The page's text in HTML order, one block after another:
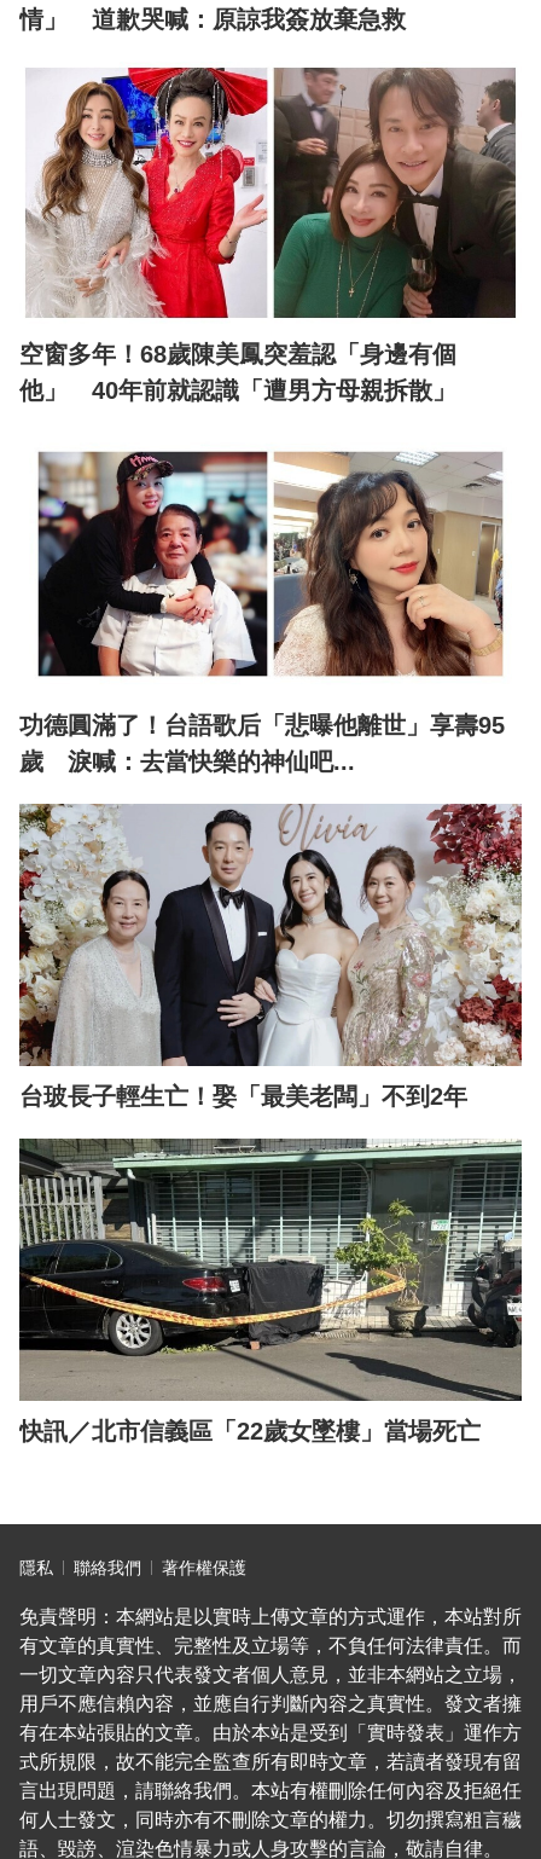
情」 道歉哭喊：原諒我簽放棄急救
空窗多年！68歲陳美鳳突羞認「身邊有個
他」 40年前就認識「遭男方母親拆散」
功德圓滿了！台語歌后「悲曝他離世」享壽95
歲 淚喊：去當快樂的神仙吧...
台玻長子輕生亡！娶「最美老闆」不到2年
快訊／北市信義區「22歲女墜樓」當場死亡
隱私 聯絡我們 著作權保護
免責聲明：本網站是以實時上傳文章的方式運作，本站對所
有文章的真實性、完整性及立場等，不負任何法律責任。而
一切文章內容只代表發文者個人意見，並非本網站之立場，
用戶不應信賴內容，並應自行判斷內容之真實性。發文者擁
有在本站張貼的文章。由於本站是受到「實時發表」運作方
式所規限，故不能完全監查所有即時文章，若讀者發現有留
言出現問題，請聯絡我們。本站有權刪除任何內容及拒絕任
何人士發文，同時亦有不刪除文章的權力。切勿撰寫粗言穢
語、毀謗、渲染色情暴力或人身攻擊的言論，敬請自律。